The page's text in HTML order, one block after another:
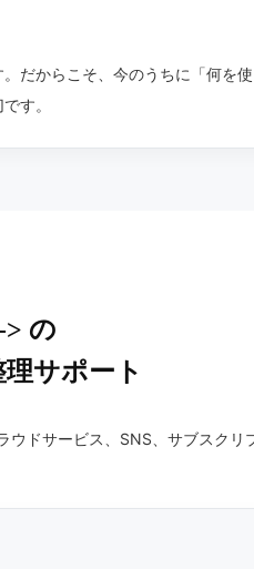
だからこそ、今のうちに「何を
す。
> の
サポート
ドサービス、SNS、サブスクリ